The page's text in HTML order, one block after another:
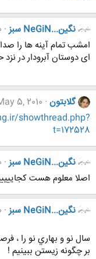
نگين...NeGiN سبز
امشب تمام آینه ها را
ای دوستان آبرودار در
گلابتون 5, 2010
showthread.php?
t=172528
نگين...NeGiN سبز
اصلا معلوم هست
نگين...NeGiN سبز
سال نو و بهاري نو را ،
بر چگونه زيستن ببينيم !